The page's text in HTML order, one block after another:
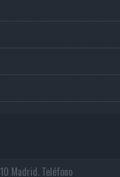
Madrid. Teléfono